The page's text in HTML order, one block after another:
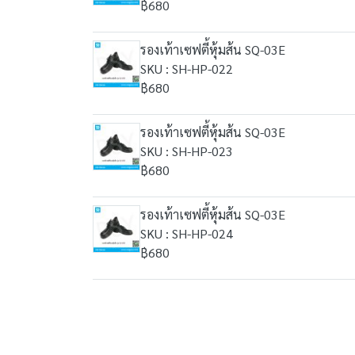
฿680
รองเท้าเซฟตี้หุ้มส้น SQ-03E
SKU : SH-HP-022
฿680
รองเท้าเซฟตี้หุ้มส้น SQ-03E
SKU : SH-HP-023
฿680
รองเท้าเซฟตี้หุ้มส้น SQ-03E
SKU : SH-HP-024
฿680